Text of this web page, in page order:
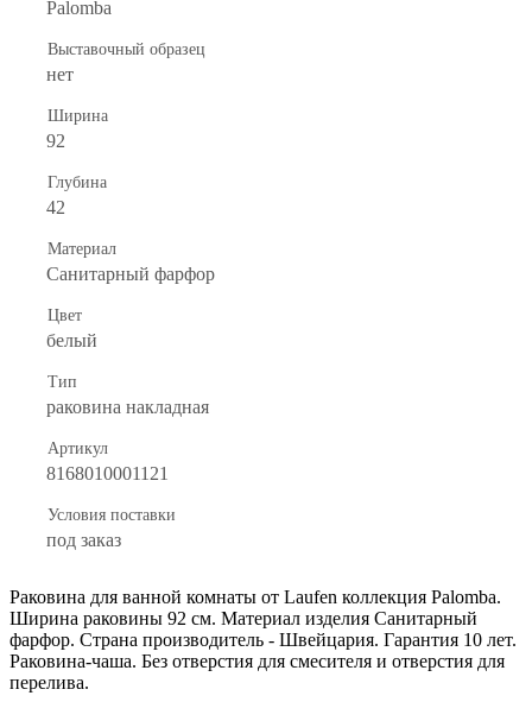
Palomba
Выставочный образец
нет
Ширина
92
Глубина
42
Материал
Санитарный фарфор
Цвет
белый
Тип
раковина накладная
Артикул
8168010001121
Условия поставки
под заказ
Раковина для ванной комнаты от Laufen коллекция Palomba.
Ширина раковины 92 см. Материал изделия Санитарный
фарфор. Страна производитель - Швейцария. Гарантия 10 лет.
Раковина-чаша. Без отверстия для смесителя и отверстия для
перелива.